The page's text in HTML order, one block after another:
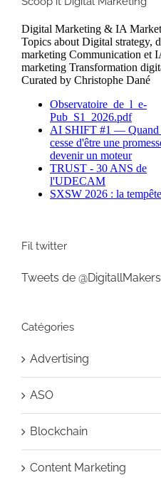
Fil twitter
Tweets de @DigitallMakers
Catégories
Advertising
ASO
Blockchain
Content Marketing